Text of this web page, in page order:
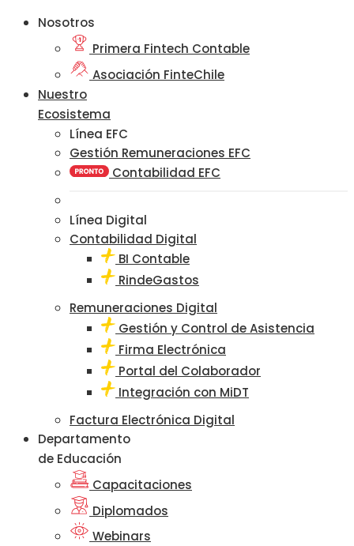
Nosotros
Primera Fintech Contable
Asociación FinteChile
Nuestro
Ecosistema
Línea EFC
Gestión Remuneraciones EFC
Contabilidad EFC
Línea Digital
Contabilidad Digital
BI Contable
RindeGastos
Remuneraciones Digital
Gestión y Control de Asistencia
Firma Electrónica
Portal del Colaborador
Integración con MiDT
Factura Electrónica Digital
Departamento
de Educación
Capacitaciones
Diplomados
Webinars